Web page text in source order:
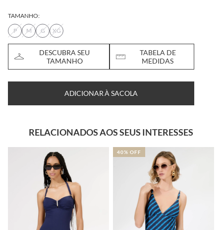
TAMANHO:
P
M G XG
DESCUBRA SEU
TAMANHO
TABELA DE
MEDIDAS
ADICIONAR À SACOLA
RELACIONADOS AOS SEUS INTERESSES
40% OFF